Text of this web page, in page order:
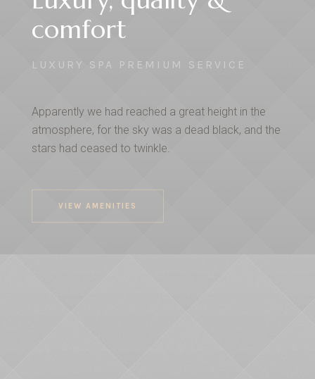
comfort
LUXURY SPA PREMIUM SERVICE
Apparently we had reached a great height in the
atmosphere, for the sky was a dead black, and the
stars had ceased to twinkle.
VIEW AMENITIES